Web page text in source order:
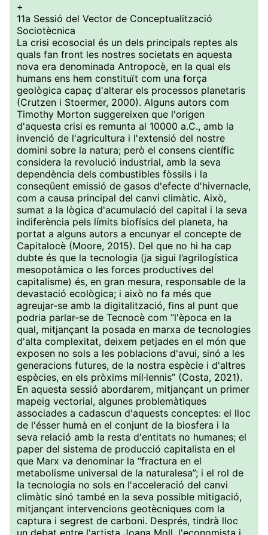
+
11a Sessió del Vector de Conceptualització
Sociotècnica
La crisi ecosocial és un dels principals reptes als
quals fan front les nostres societats en aquesta
nova era denominada Antropocè, en la qual els
humans ens hem constituït com una força
geològica capaç d'alterar els processos planetaris
(Crutzen i Stoermer, 2000). Alguns autors com
Timothy Morton suggereixen que l'origen
d'aquesta crisi es remunta al 10000 a.C., amb la
invenció de l'agricultura i l'extensió del nostre
domini sobre la natura; però el consens científic
considera la revolució industrial, amb la seva
dependència dels combustibles fòssils i la
conseqüent emissió de gasos d'efecte d'hivernacle,
com a causa principal del canvi climàtic. Això,
sumat a la lògica d'acumulació del capital i la seva
indiferència pels límits biofísics del planeta, ha
portat a alguns autors a encunyar el concepte de
Capitalocè (Moore, 2015). Del que no hi ha cap
dubte és que la tecnologia (ja sigui l’agrilogística
mesopotàmica o les forces productives del
capitalisme) és, en gran mesura, responsable de la
devastació ecològica; i això no fa més que
agreujar-se amb la digitalització, fins al punt que
podria parlar-se de Tecnocè com “l'època en la
qual, mitjançant la posada en marxa de tecnologies
d'alta complexitat, deixem petjades en el món que
exposen no sols a les poblacions d'avui, sinó a les
generacions futures, de la nostra espècie i d'altres
espècies, en els pròxims mil·lennis” (Costa, 2021).
En aquesta sessió abordarem, mitjançant un primer
mapeig vectorial, algunes problemàtiques
associades a cadascun d'aquests conceptes: el lloc
de l'ésser humà en el conjunt de la biosfera i la
seva relació amb la resta d'entitats no humanes; el
paper del sistema de producció capitalista en el
que Marx va denominar la “fractura en el
metabolisme universal de la naturalesa”; i el rol de
la tecnologia no sols en l'acceleració del canvi
climàtic sinó també en la seva possible mitigació,
mitjançant intervencions geotècniques com la
captura i segrest de carboni. Després, tindrà lloc
un debat entre l'artista Joana Moll, l'economista i